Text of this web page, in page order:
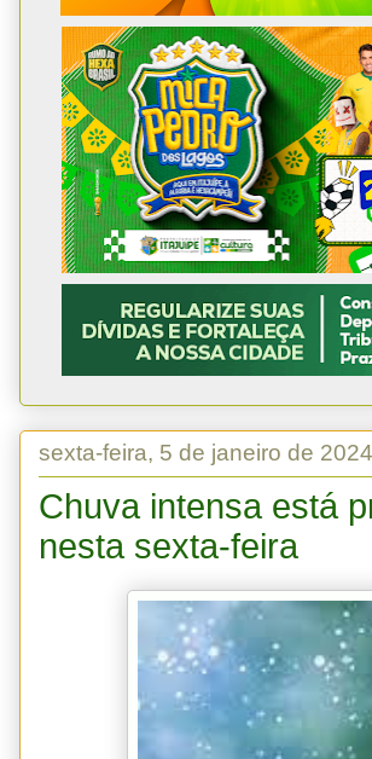
sexta-feira, 5 de janeiro de 2024
Chuva intensa está
nesta sexta-feira